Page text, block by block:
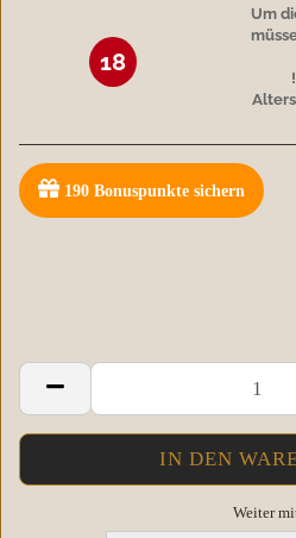
18
Um
190 Bonuspunkte sichern
Weiter